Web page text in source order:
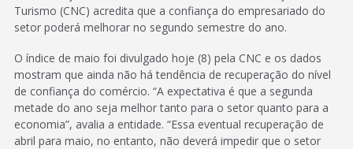
Turismo (CNC) acredita que a confiança do empresariado do
setor poderá melhorar no segundo semestre do ano.
O índice de maio foi divulgado hoje (8) pela CNC e os dados
mostram que ainda não há tendência de recuperação do nível
de confiança do comércio. “A expectativa é que a segunda
metade do ano seja melhor tanto para o setor quanto para a
economia”, avalia a entidade. “Essa eventual recuperação de
abril para maio, no entanto, não deverá impedir que o setor